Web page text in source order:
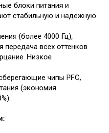
блоки питания и
стабильную и надежную
(более 4000 Гц),
всех оттенков
Низкое
чипы PFC,
(экономия